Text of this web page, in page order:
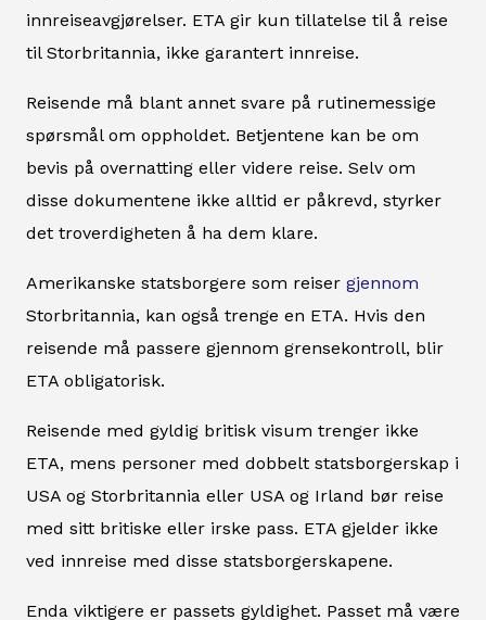
innreiseavgjørelser. ETA gir kun tillatelse til å reise
til Storbritannia, ikke garantert innreise.
Reisende må blant annet svare på rutinemessige
spørsmål om oppholdet. Betjentene kan be om
bevis på overnatting eller videre reise. Selv om
disse dokumentene ikke alltid er påkrevd, styrker
det troverdigheten å ha dem klare.
Amerikanske statsborgere som reiser gjennom
Storbritannia, kan også trenge en ETA. Hvis den
reisende må passere gjennom grensekontroll, blir
ETA obligatorisk.
Reisende med gyldig britisk visum trenger ikke
ETA, mens personer med dobbelt statsborgerskap i
USA og Storbritannia eller USA og Irland bør reise
med sitt britiske eller irske pass. ETA gjelder ikke
ved innreise med disse statsborgerskapene.
Enda viktigere er passets gyldighet. Passet må være